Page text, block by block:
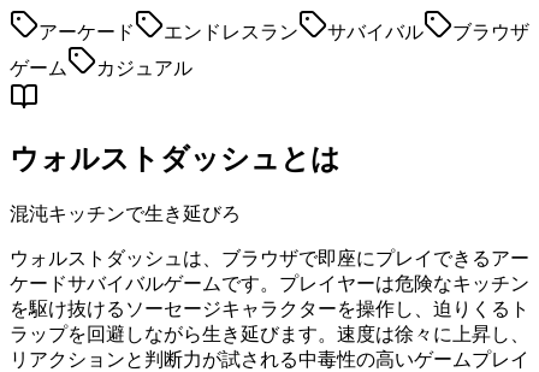
アーケード エンドレスラン サバイバル
ブラウザ
ゲーム
カジュアル
ウォルストダッシュとは
混沌キッチンで生き延びろ
ウォルストダッシュは、ブラウザで即座にプレイできるアー
ケードサバイバルゲームです。プレイヤーは危険なキッチン
を駆け抜けるソーセージキャラクターを操作し、迫りくるト
ラップを回避しながら生き延びます。速度は徐々に上昇し、
リアクションと判断力が試される中毒性の高いゲームプレイ